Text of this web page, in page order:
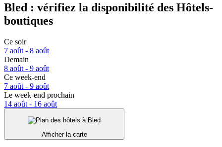
Bled : vérifiez la disponibilité des Hôtels-
boutiques
Ce soir
7 août - 8 août
Demain
8 août - 9 août
Ce week-end
7 août - 9 août
Le week-end prochain
14 août - 16 août
Afficher la carte